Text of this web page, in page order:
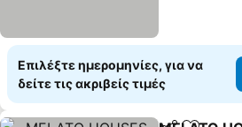
Επιλέξτε ημερομηνίες, για να
δείτε τις ακριβείς τιμές